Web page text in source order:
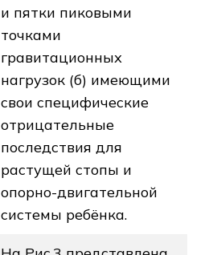
и пятки пиковыми
точками
гравитационных
нагрузок (б) имеющими
свои специфические
отрицательные
последствия для
растущей стопы и
опорно-двигательной
системы ребёнка.